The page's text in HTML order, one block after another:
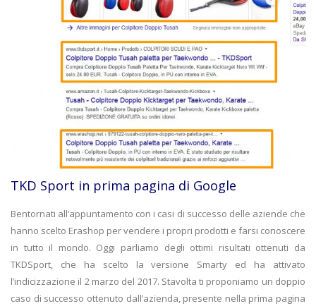
TKD Sport in prima pagina di Google
Bentornati all’appuntamento con i casi di successo delle aziende che
hanno scelto Erashop per vendere i propri prodotti e farsi conoscere
in tutto il mondo. Oggi parliamo degli ottimi risultati ottenuti da
TKDSport, che ha scelto la versione Smarty ed ha attivato
l’indicizzazione il 2 marzo del 2017. Stavolta ti proponiamo un doppio
caso di successo ottenuto dall’azienda, presente nella prima pagina